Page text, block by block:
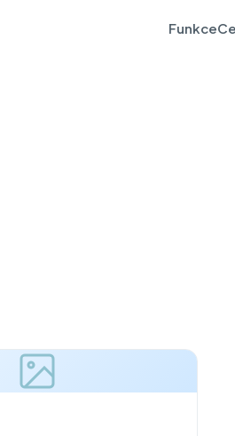
Funkce